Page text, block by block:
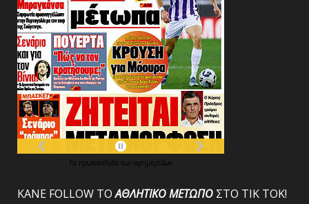
Τα πρωτοσέλιδα των εφημερίδων
ΚΑΝΕ FOLLOW ΤΟΑΘΛΗΤΙΚΟΜΕΤΩΠΟ ΣΤΟ ΤΙΚ ΤΟΚ!